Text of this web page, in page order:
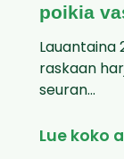
poikia
Lauantaina
raskaan
seuran...
Lue koko